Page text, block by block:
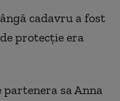
cadavru a fost
protecţie era
sa Anna